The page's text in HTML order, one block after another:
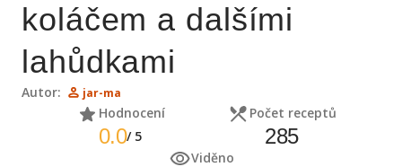
koláčem a dalšími
lahůdkami
Autor: jar-ma
Hodnocení
0.0/ 5
Počet receptů
285
Viděno